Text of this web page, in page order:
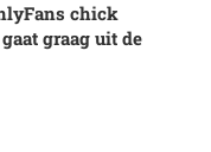
chick
graag uit de